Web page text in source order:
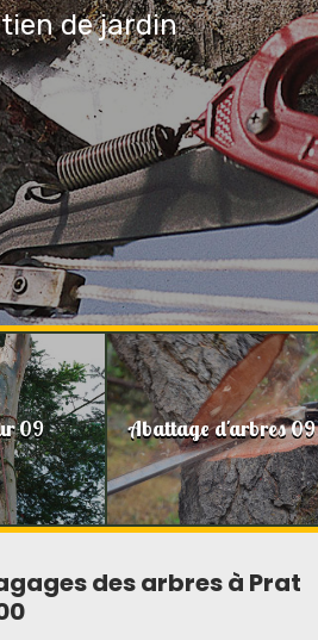
de jardin
09 Abattage d'arbres 09
des arbres à Prat